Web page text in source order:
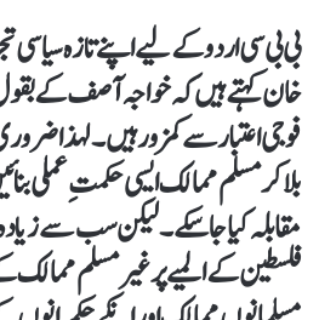
بی بی سی اردو کے لیے اپنے تازہ
خان کہتے ہیں کہ خواجہ آصف کے
فوجی اعتبار سے کمزور ہیں۔ لہذا
بلا کر مسلم ممالک ایسی حکمتِ عملی
مقابلہ کیا جا سکے۔ لیکن سب سے
فلسطین کے المیے پر غیر مسلم